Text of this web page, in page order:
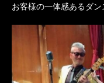
お客様の一体感あるダ